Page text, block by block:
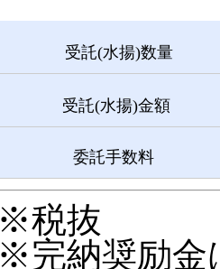
受託(水揚)数量
受託(水揚)金額
委託手数料
※税抜
※完納奨励金